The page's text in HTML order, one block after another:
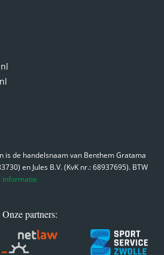
is de handelsnaam van Benthem Gratama
en Jules B.V. (KvK nr.: 68937695). BTW
informatie
Onze partners: